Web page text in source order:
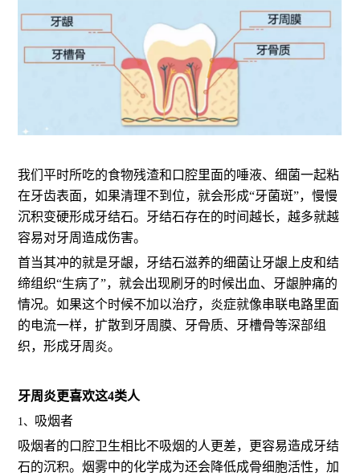
我们平时所吃的食物残渣和口腔里面的唾液、细菌一起粘
在牙齿表面，如果清理不到位，就会形成“牙菌斑”，慢慢
沉积变硬形成牙结石。牙结石存在的时间越长，越多就越
容易对牙周造成伤害。
首当其冲的就是牙龈，牙结石滋养的细菌让牙龈上皮和结
缔组织“生病了”，就会出现刷牙的时候出血、牙龈肿痛的
情况。如果这个时候不加以治疗，炎症就像串联电路里面
的电流一样，扩散到牙周膜、牙骨质、牙槽骨等深部组
织，形成牙周炎。
牙周炎更喜欢这4类人
1、 吸烟者
吸烟者的口腔卫生相比不吸烟的人更差，更容易造成牙结
石的沉积。烟雾中的化学成为还会降低成骨细胞活性，加